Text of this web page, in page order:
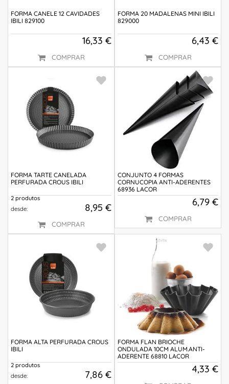
FORMA CANELE 12 CAVIDADES
IBILI 829100
16,33 €
COMPRAR
FORMA 20 MADALENAS MINI IBILI
829000
6,43 €
COMPRAR
FORMA TARTE CANELADA
PERFURADA CROUS IBILI
2 produtos
desde:
8,95 €
COMPRAR
CONJUNTO 4 FORMAS
CORNUCOPIA ANTI-ADERENTES
68936 LACOR
6,79 €
COMPRAR
FORMA ALTA PERFURADA CROUS
IBILI
2 produtos
desde:
7,86 €
FORMA FLAN BRIOCHE
ONDULADA 10CM ALUM.ANTI-
ADERENTE 68810 LACOR
4,33 €